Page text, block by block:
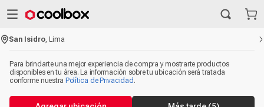
San Isidro ,Lima
Para brindarte una mejor experiencia de compra y mostrarte productos
disponibles en tu área. La información sobre tu ubicación será tratada
conforme nuestra Política de Privacidad .